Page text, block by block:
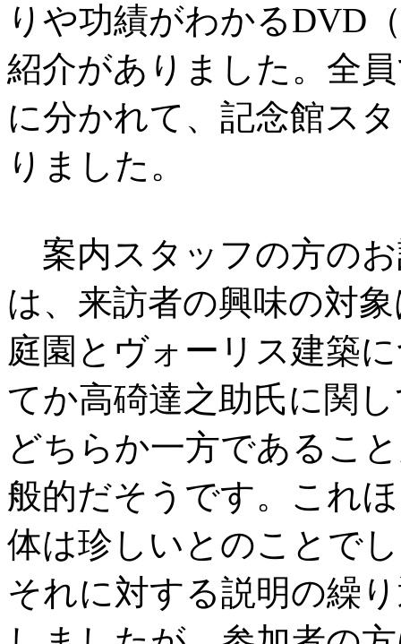
りや功績がわかるDVD
紹介がありました。全
に分かれて、記念館ス
りました。
案内スタッフの方の
は、来訪者の興味の対
庭園とヴォーリス建築
てか高碕達之助氏に関
どちらか一方であるこ
般的だそうです。これ
体は珍しいとのことで
それに対する説明の繰